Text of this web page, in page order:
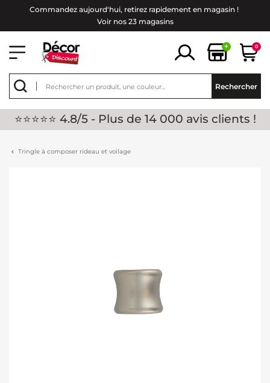
Commandez aujourd'hui, retirez rapidement en magasin !
Voir nos 23 magasins
+ 0
Rechercher
⭐⭐⭐⭐⭐ 4.8/5 - Plus de 14 000 avis clients !
Tringle à composer rideau et voilage